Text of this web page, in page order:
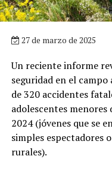
27 de marzo de 2025
Un reciente informe
seguridad en el
de 320 accidentes
adolescentes menores
2024 (jóvenes que se
simples espectadores
rurales).